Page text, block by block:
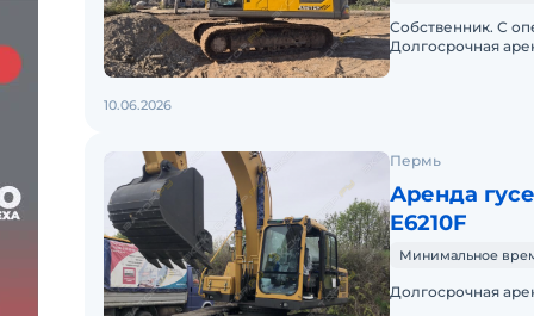
Собственник. С
Долгосрочная
10.06.2026
Пермь
Аренда
E6210F
Минимальное
Долгосрочная